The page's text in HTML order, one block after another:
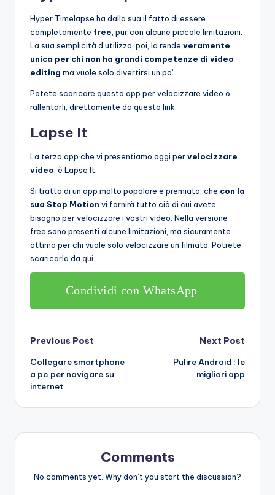
Hyper Timelapse ha dalla sua il fatto di essere
completamente free , pur con alcune piccole limitazioni.
La sua semplicità d’utilizzo, poi, la rende veramente
unica per chi non ha grandi competenze di video
editing ma vuole solo divertirsi un po’.
Potete scaricare questa app per velocizzare video o
rallentarli, direttamente da questo link.
Lapse It
La terza app che vi presentiamo oggi pervelocizzare
video , è Lapse It.
Si tratta di un’app molto popolare e premiata, che con la
sua Stop Motion vi fornirà tutto ciò di cui avete
bisogno per velocizzare i vostri video. Nella versione
free sono presenti alcune limitazioni, ma sicuramente
ottima per chi vuole solo velocizzare un filmato. Potrete
scaricarla da qui
Condividi con WhatsApp
Post
navigation
Previous Post
Collegare smartphone
a pc per navigare su
internet
Next Post
Pulire Android : le
migliori app
Comments
No comments yet. Why don’t you start the discussion?